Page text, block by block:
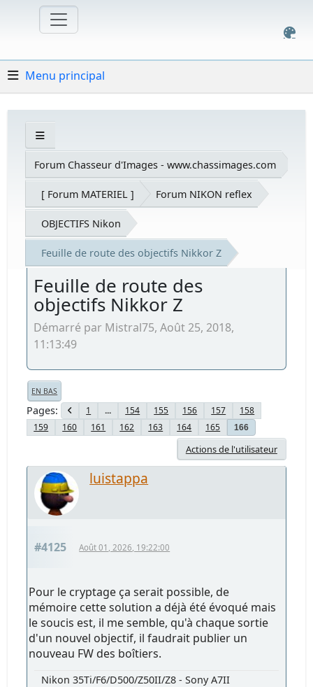
Menu principal
Forum Chasseur d'Images - www.chassimages.com
[ Forum MATERIEL ] Forum NIKON reflex
OBJECTIFS Nikon
Feuille de route des objectifs Nikkor Z
Feuille de route des
objectifs Nikkor Z
Démarré par Mistral75, Août 25, 2018,
11:13:49
EN BAS
Pages 1 ... 154 155 156 157
158
159
160 161 162 163 164 165 166
Actions de l'utilisateur
luistappa
#4125 Août 01, 2026, 19:22:00
Pour le cryptage ça serait possible, de
mémoire cette solution a déjà été évoqué mais
le soucis est, il me semble, qu'à chaque sortie
d'un nouvel objectif, il faudrait publier un
nouveau FW des boîtiers.
Nikon 35Ti/F6/D500/Z50II/Z8 - Sony A7II